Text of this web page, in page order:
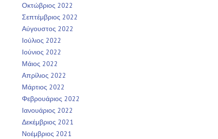
Οκτώβριος 2022
Σεπτέμβριος 2022
Αύγουστος 2022
Ιούλιος 2022
Ιούνιος 2022
Μάιος 2022
Απρίλιος 2022
Μάρτιος 2022
Φεβρουάριος 2022
Ιανουάριος 2022
Δεκέμβριος 2021
Νοέμβριος 2021